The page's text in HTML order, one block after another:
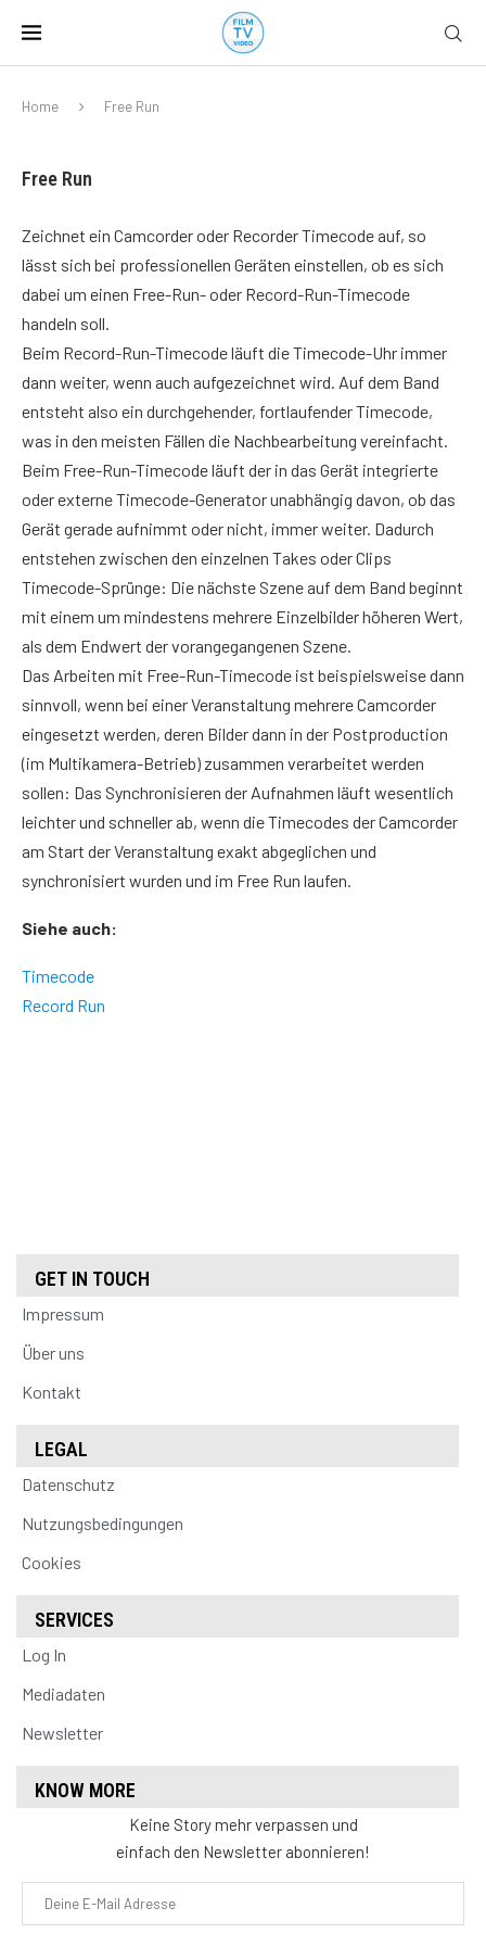
Home Free Run
Free Run
Zeichnet ein Camcorder oder Recorder Timecode auf, so
lässt sich bei professionellen Geräten einstellen, ob es sich
dabei um einen Free-Run- oder Record-Run-Timecode
handeln soll.
Beim Record-Run-Timecode läuft die Timecode-Uhr immer
dann weiter, wenn auch aufgezeichnet wird. Auf dem Band
entsteht also ein durchgehender, fortlaufender Timecode,
was in den meisten Fällen die Nachbearbeitung vereinfacht.
Beim Free-Run-Timecode läuft der in das Gerät integrierte
oder externe Timecode-Generator unabhängig davon, ob das
Gerät gerade aufnimmt oder nicht, immer weiter. Dadurch
entstehen zwischen den einzelnen Takes oder Clips
Timecode-Sprünge: Die nächste Szene auf dem Band beginnt
mit einem um mindestens mehrere Einzelbilder höheren Wert,
als dem Endwert der vorangegangenen Szene.
Das Arbeiten mit Free-Run-Timecode ist beispielsweise dann
sinnvoll, wenn bei einer Veranstaltung mehrere Camcorder
eingesetzt werden, deren Bilder dann in der Postproduction
(im Multikamera-Betrieb) zusammen verarbeitet werden
sollen: Das Synchronisieren der Aufnahmen läuft wesentlich
leichter und schneller ab, wenn die Timecodes der Camcorder
am Start der Veranstaltung exakt abgeglichen und
synchronisiert wurden und im Free Run laufen.
Siehe auch:
Timecode
Record Run
GET IN TOUCH
Impressum
Über uns
Kontakt
LEGAL
Datenschutz
Nutzungsbedingungen
Cookies
SERVICES
Log In
Mediadaten
Newsletter
KNOW MORE
Keine Story mehr verpassen und
einfach den Newsletter abonnieren!